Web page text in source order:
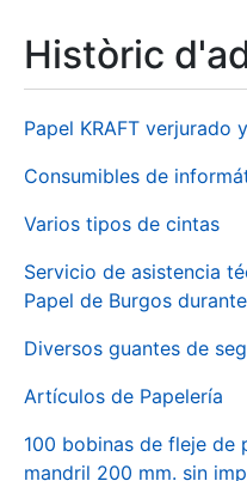
Històric
Papel KRAFT verjurado
Consumibles de
Varios tipos de cintas
Servicio de asistencia
Papel de Burgos
Diversos guantes de
Artículos de Papelería
100 bobinas de fleje
mandril 200 mm. sin